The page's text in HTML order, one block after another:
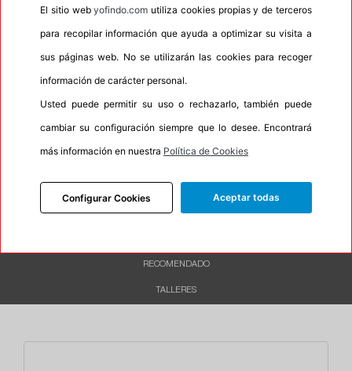
Banda blanca No
No
Calidad PREMIUM
P.O.R. No
Oportunidad No
INFORMACIÓN
DESCRIPCIÓN
RECOMENDADO
TALLERES
El sitio webyofindo.com utiliza cookies propias y de terceros
para recopilar información que ayuda a optimizar su visita a
sus páginas web. No se utilizarán las cookies para recoger
información de carácter personal.
Usted puede permitir su uso o rechazarlo, también puede
cambiar su configuración siempre que lo desee. Encontrará
más información en nuestra Política de Cookies
Configurar Cookies Aceptar todas